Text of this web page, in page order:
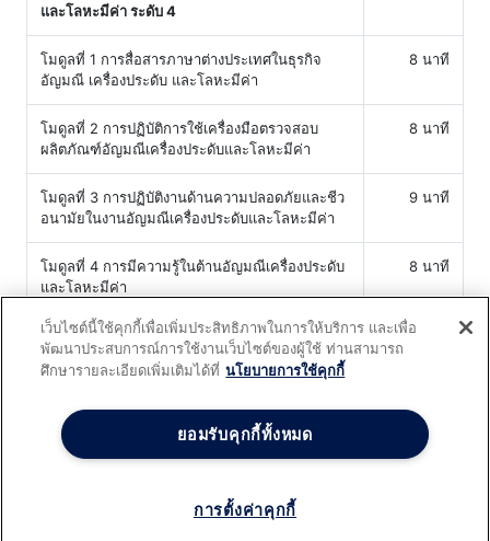
และโลหะมีค่า ระดับ 4
โมดูลที่ 1 การสื่อสารภาษาต่างประเทศในธุรกิจ
อัญมณี เครื่องประดับ และโลหะมีค่า
8 นาที
โมดูลที่ 2 การปฏิบัติการใช้เครื่องมือตรวจสอบ
ผลิตภัณฑ์อัญมณีเครื่องประดับและโลหะมีค่า
8 นาที
โมดูลที่ 3 การปฏิบัติงานด้านความปลอดภัยและชีว
อนามัยในงานอัญมณีเครื่องประดับและโลหะมีค่า
9 นาที
โมดูลที่ 4 การมีความรู้ในต้านอัญมณีเครื่องประดับ
และโลหะมีค่า
8 นาที
โมดูลที่ 5 การลูกค้านำเสนอผลิตภัณฑ์อัญมณี 9 นาที
สร้างระบบการเรียนออนไลน์ (e-Learning) ของคุณอย่างมือ
ครอบคลุมทุกการใช้งาน .
เว็บไซต์นี้ใช้คุกกี้เพื่อเพิ่มประสิทธิภาพในการให้บริการ และเพื่อ
พัฒนาประสบการณ์การใช้งานเว็บไซต์ของผู้ใช้ ท่านสามารถ
ศึกษารายละเอียดเพิ่มเติมได้ที่ นโยบายการใช้คุกกี้
ยอมรับคุกกี้ทั้งหมด
การตั้งค่าคุกกี้